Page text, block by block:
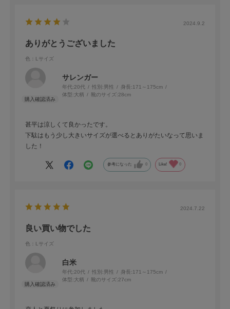
2024.9.2
ありがとうございました
色：Lサイズ
サレンガー
年代:20代 性別:男性 身長:171～175cm
体型:大柄 靴のサイズ:28cm
甚平は涼しくて良かったです。
下駄はもう少し大きいサイズが選べるとありがたいなって思いま
した！
参考になった 0 Like! 0
2024.7.22
良い買い物でした
色：Lサイズ
白米
年代:20代 性別:男性 身長:171～175cm
体型:大柄 靴のサイズ:27cm